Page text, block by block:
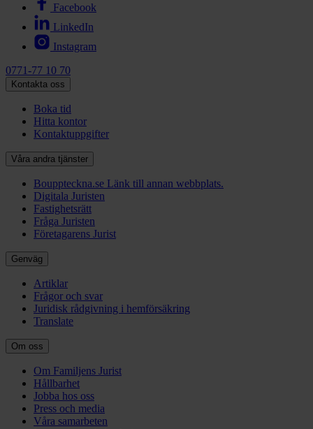
Facebook
LinkedIn
Instagram
0771-77 10 70
Kontakta oss
Boka tid
Hitta kontor
Kontaktuppgifter
Våra andra tjänster
Bouppteckna.se Länk till annan webbplats.
Digitala Juristen
Fastighetsrätt
Fråga Juristen
Företagarens Jurist
Genväg
Artiklar
Frågor och svar
Juridisk rådgivning i hemförsäkring
Translate
Om oss
Om Familjens Jurist
Hållbarhet
Jobba hos oss
Press och media
Våra samarbeten